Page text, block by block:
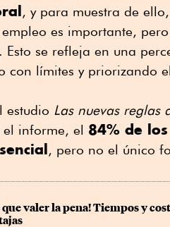
, y para muestra de
es importante, pero
. Esto se refleja en una
con límites y priorizando
estudio Las nuevas reglas
el informe, el 84% de
, pero no el único
valer la pena! Tiempos y